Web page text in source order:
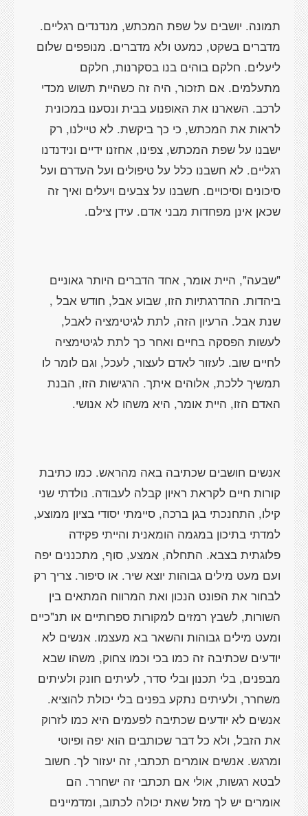
תמונה. יושבים על שפת המכתש, מנדנדים רגליים.
מדברים בשקט, כמעט ולא מדברים. מנופפים שלום
ליעלים. חלקם בוהים בנו בסקרנות, חלקם
מתעלמים. אם תזכור, היה זה כשהיית תשוש מכדי
לרכב. השארנו את האופנוע בבית ונסענו במכונית
לראות את המכתש, כי כך ביקשת. לא טיילנו, רק
ישבנו על שפת המכתש, צפינו, אחזנו ידיים ונידנדנו
רגליים. לא חשבנו כלל על טיפולים ועל העדרם ועל
סיכונים וסיכויים. חשבנו על צבעים ויעלים ואיך זה
שכאן אינן מפחדות מבני אדם. עידן צילם.
"שבעה", היית אומר, אחד הדברים היותר גאוניים
ביהדות. ההדרגתיות הזו, שבוע אבל, חודש אבל ,
שנת אבל. הרעיון הזה, לתת לגיטימציה לאבל,
לעשות הפסקה בחיים ואחר כך לתת לגיטימציה
לחיים שוב. לעזור לאדם לעצור, לעכל, וגם לומר לו
תמשיך ללכת, אלוהים איתך. הרגישות הזו, הבנת
האדם הזו, היית אומר, היא משהו לא אנושי.
אנשים חושבים שכתיבה באה מהראש. כמו כתיבת
קורות חיים לקראת ראיון קבלה לעבודה. נולדתי שני
קילו, התחנכתי בגן ברכה, סיימתי יסודי בציון ממוצע,
למדתי בתיכון במגמה הומאנית והייתי פקידה
פלוגתית בצבא. התחלה, אמצע, סוף, מתכננים יפה
ועם מעט מילים גבוהות יוצא שיר. או סיפור. צריך רק
לבחור את הפונט הנכון ואת המרווח המתאים בין
השורות, לשבץ רמזים למקורות ספרותיים או תנ"כיים
ומעט מילים גבוהות והשאר בא מעצמו. אנשים לא
יודעים שכתיבה זה כמו בכי וכמו צחוק, משהו שבא
מבפנים, בלי תכנון ובלי סדר, לעיתים חונק ולעיתים
משחרר, ולעיתים נתקע בפנים בלי יכולת להוציא.
אנשים לא יודעים שכתיבה לפעמים היא כמו לזרוק
את הזבל, ולא כל דבר שכותבים הוא יפה ופיוטי
ומרגש. אנשים אומרים תכתבי, זה יעזור לך. חשוב
לבטא רגשות, אולי אם תכתבי זה ישחרר. הם
אומרים יש לך מזל שאת יכולה לכתוב, ומדמיינים